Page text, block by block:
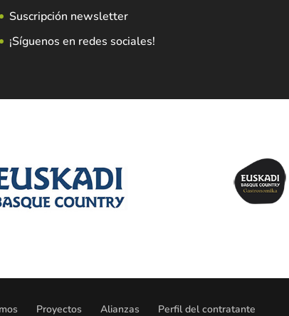
Suscripción newsletter
¡Síguenos en redes sociales!
Proyectos Alianzas Perfil del contratante